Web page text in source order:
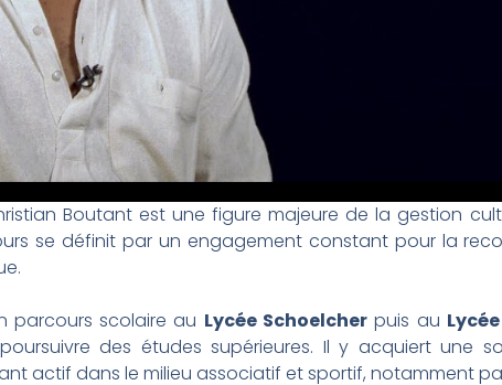
Boutant est une figure majeure de la gestion
se définit par un engagement constant pour la
parcours scolaire au Lycée Schoelcher puis au
des études supérieures. Il y acquiert une
actif dans le milieu associatif et sportif, notamment